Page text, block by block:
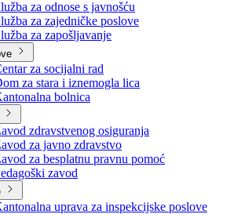
za odnose s javnošću
za zajedničke poslove
za zapošljavanje
za socijalni rad
za stara i iznemogla lica
bolnica
zdravstvenog osiguranja
za javno zdravstvo
za besplatnu pravnu pomoć